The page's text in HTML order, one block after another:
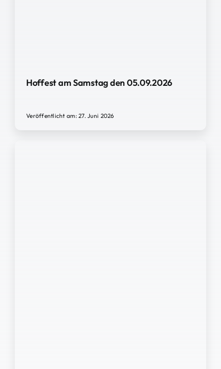
Hoffest am Samstag den 05.09.2026
Veröffentlicht am: 27. Juni 2026